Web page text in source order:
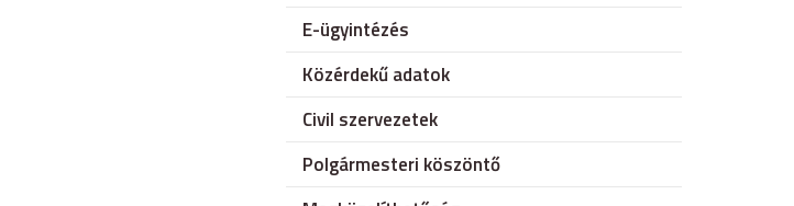
E-ügyintézés
Közérdekű adatok
Civil szervezetek
Polgármesteri köszöntő